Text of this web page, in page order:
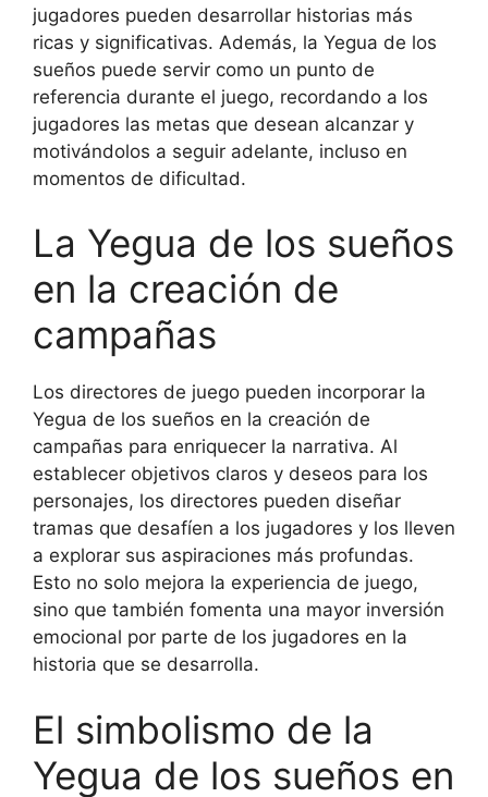
jugadores pueden desarrollar historias más
ricas y significativas. Además, la Yegua de los
sueños puede servir como un punto de
referencia durante el juego, recordando a los
jugadores las metas que desean alcanzar y
motivándolos a seguir adelante, incluso en
momentos de dificultad.
La Yegua de los sueños
en la creación de
campañas
Los directores de juego pueden incorporar la
Yegua de los sueños en la creación de
campañas para enriquecer la narrativa. Al
establecer objetivos claros y deseos para los
personajes, los directores pueden diseñar
tramas que desafíen a los jugadores y los lleven
a explorar sus aspiraciones más profundas.
Esto no solo mejora la experiencia de juego,
sino que también fomenta una mayor inversión
emocional por parte de los jugadores en la
historia que se desarrolla.
El simbolismo de la
Yegua de los sueños en